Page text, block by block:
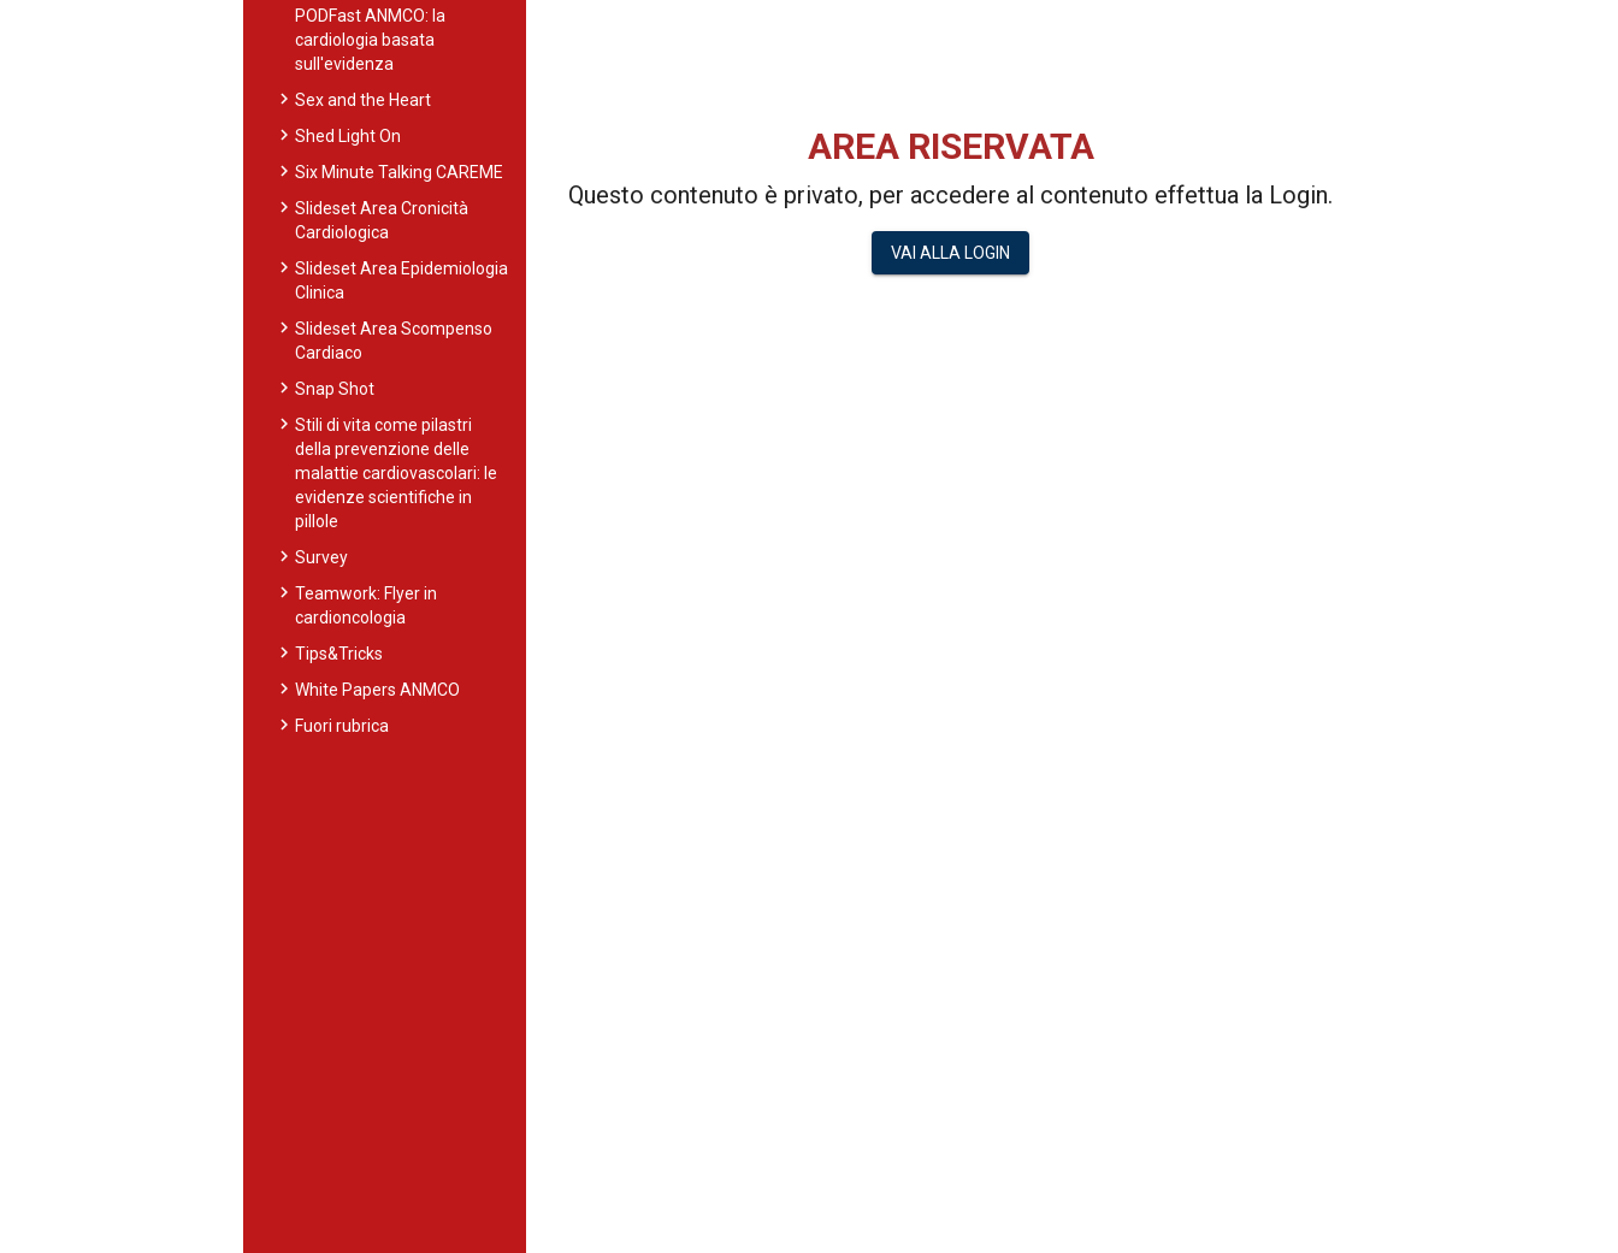
PODFast ANMCO: la
cardiologia basata
sull'evidenza
chevron_rightSex and the Heart
chevron_rightShed Light On
chevron_rightSix Minute Talking CAREME
chevron_rightSlideset Area Cronicità
Cardiologica
chevron_rightSlideset Area Epidemiologia
Clinica
chevron_rightSlideset Area Scompenso
Cardiaco
chevron_rightSnap Shot
chevron_rightStili di vita come pilastri
della prevenzione delle
malattie cardiovascolari: le
evidenze scientifiche in
pillole
chevron_rightSurvey
chevron_rightTeamwork: Flyer in
cardioncologia
chevron_rightTips&Tricks
chevron_rightWhite Papers ANMCO
chevron_rightFuori rubrica
AREA RISERVATA
Questo contenuto è privato, per accedere al contenuto effettua la Login.
VAI ALLA LOGIN